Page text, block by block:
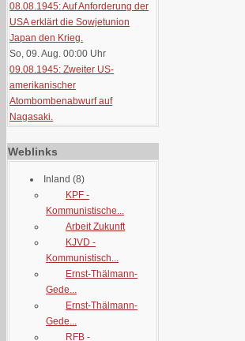
08.08.1945: Auf Anforderung der
USA erklärt die Sowjetunion
Japan den Krieg.
So, 09. Aug. 00:00 Uhr
09.08.1945: Zweiter US-
amerikanischer
Atombombenabwurf auf
Nagasaki.
Weblinks
Inland (8)
KPF -
Kommunistische...
Arbeit Zukunft
KJVD -
Kommunistisch...
Ernst-Thälmann-
Gede...
Ernst-Thälmann-
Gede...
RFB -